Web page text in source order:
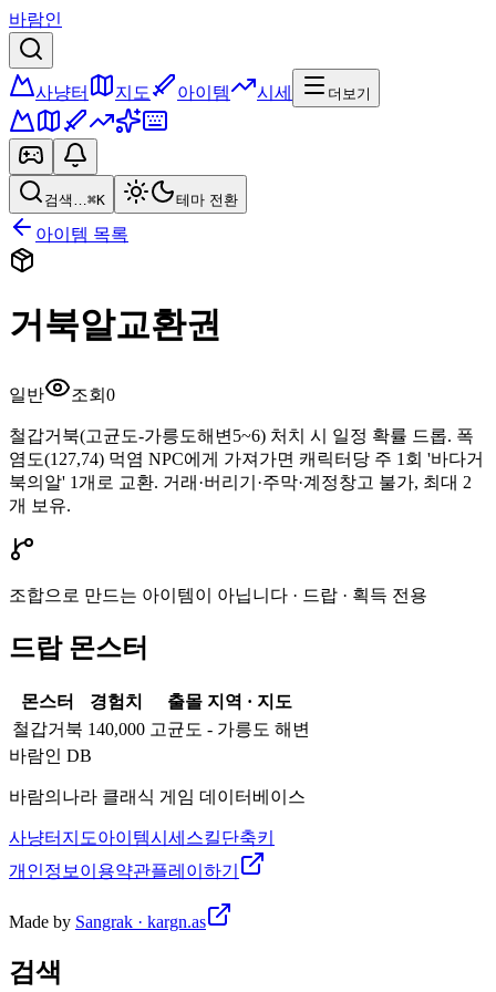
바람인
사냥터 지도 아이템 시세 더보기
검색…⌘K 테마 전환
아이템 목록
거북알교환권
일반 조회 0
철갑거북(고균도-가릉도해변5~6) 처치 시 일정 확률 드롭. 폭
염도(127,74) 먹염 NPC에게 가져가면 캐릭터당 주 1회 '바다거
북의알' 1개로 교환. 거래·버리기·주막·계정창고 불가, 최대 2
개 보유.
조합으로 만드는 아이템이 아닙니다 · 드랍 · 획득 전용
드랍 몬스터
몬스터 경험치
출몰 지역 · 지도
철갑거북 140,000 고균도 - 가릉도 해변
바람인 DB
바람의나라 클래식 게임 데이터베이스
사냥터 지도아이템시세 스킬단축키
개인정보 이용약관플레이하기
Made by Sangrak · kargn.as
검색